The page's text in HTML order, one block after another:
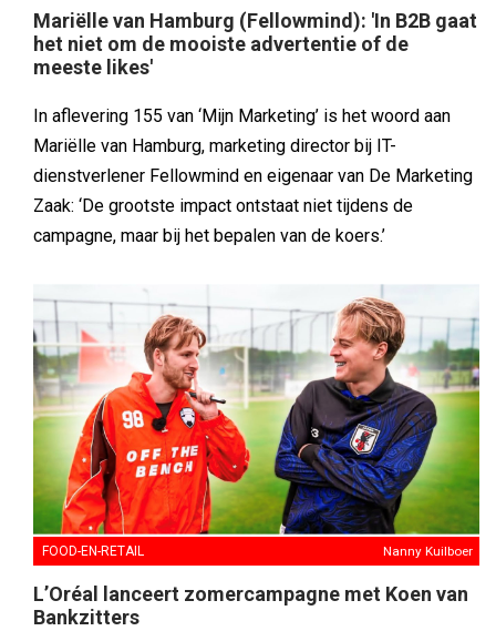
Mariëlle van Hamburg (Fellowmind): 'In B2B gaat
het niet om de mooiste advertentie of de
meeste likes'
In aflevering 155 van ‘Mijn Marketing’ is het woord aan
Mariëlle van Hamburg, marketing director bij IT-
dienstverlener Fellowmind en eigenaar van De Marketing
Zaak: ‘De grootste impact ontstaat niet tijdens de
campagne, maar bij het bepalen van de koers.’
FOOD-EN-RETAIL Nanny Kuilboer
L’Oréal lanceert zomercampagne met Koen van
Bankzitters